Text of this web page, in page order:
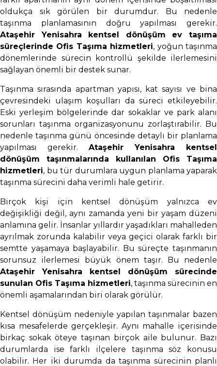
oldukça sık görülen bir durumdur. Bu nedenle
taşınma planlamasının doğru yapılması gerekir.
Ataşehir Yenisahra kentsel dönüşüm ev taşıma
süreçlerinde Ofis Taşıma hizmetleri, yoğun taşınma
dönemlerinde sürecin kontrollü şekilde ilerlemesini
sağlayan önemli bir destek sunar.
Taşınma sırasında apartman yapısı, kat sayısı ve bina
çevresindeki ulaşım koşulları da süreci etkileyebilir.
Eski yerleşim bölgelerinde dar sokaklar ve park alanı
sorunları taşınma organizasyonunu zorlaştırabilir. Bu
nedenle taşınma günü öncesinde detaylı bir planlama
yapılması gerekir. Ataşehir Yenisahra kentsel
dönüşüm taşınmalarında kullanılan Ofis Taşıma
hizmetleri, bu tür durumlara uygun planlama yaparak
taşınma sürecini daha verimli hale getirir.
Birçok kişi için kentsel dönüşüm yalnızca ev
değişikliği değil, aynı zamanda yeni bir yaşam düzeni
anlamına gelir. İnsanlar yıllardır yaşadıkları mahalleden
ayrılmak zorunda kalabilir veya geçici olarak farklı bir
semtte yaşamaya başlayabilir. Bu süreçte taşınmanın
sorunsuz ilerlemesi büyük önem taşır. Bu nedenle
Ataşehir Yenisahra kentsel dönüşüm sürecinde
sunulan Ofis Taşıma hizmetleri, taşınma sürecinin en
önemli aşamalarından biri olarak görülür.
Kentsel dönüşüm nedeniyle yapılan taşınmalar bazen
kısa mesafelerde gerçekleşir. Aynı mahalle içerisinde
birkaç sokak öteye taşınan birçok aile bulunur. Bazı
durumlarda ise farklı ilçelere taşınma söz konusu
olabilir. Her iki durumda da taşınma sürecinin planlı